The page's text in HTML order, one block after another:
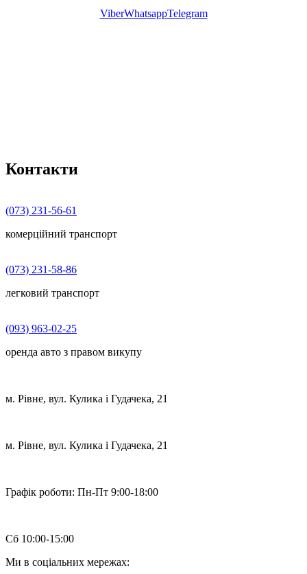
ViberWhatsappTelegram
Контакти
(073) 231-56-61
комерційний транспорт
(073) 231-58-86
легковий транспорт
(093) 963-02-25
оренда авто з правом викупу
м. Рівне, вул. Кулика і Гудачека, 21
м. Рівне, вул. Кулика і Гудачека, 21
Графік роботи: Пн-Пт 9:00-18:00
Сб 10:00-15:00
Ми в соціальних мережах: